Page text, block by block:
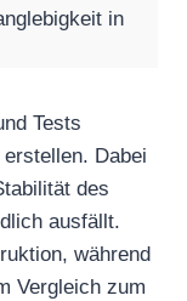
in
Tests
Dabei
des
ausfällt.
während
Vergleich zum